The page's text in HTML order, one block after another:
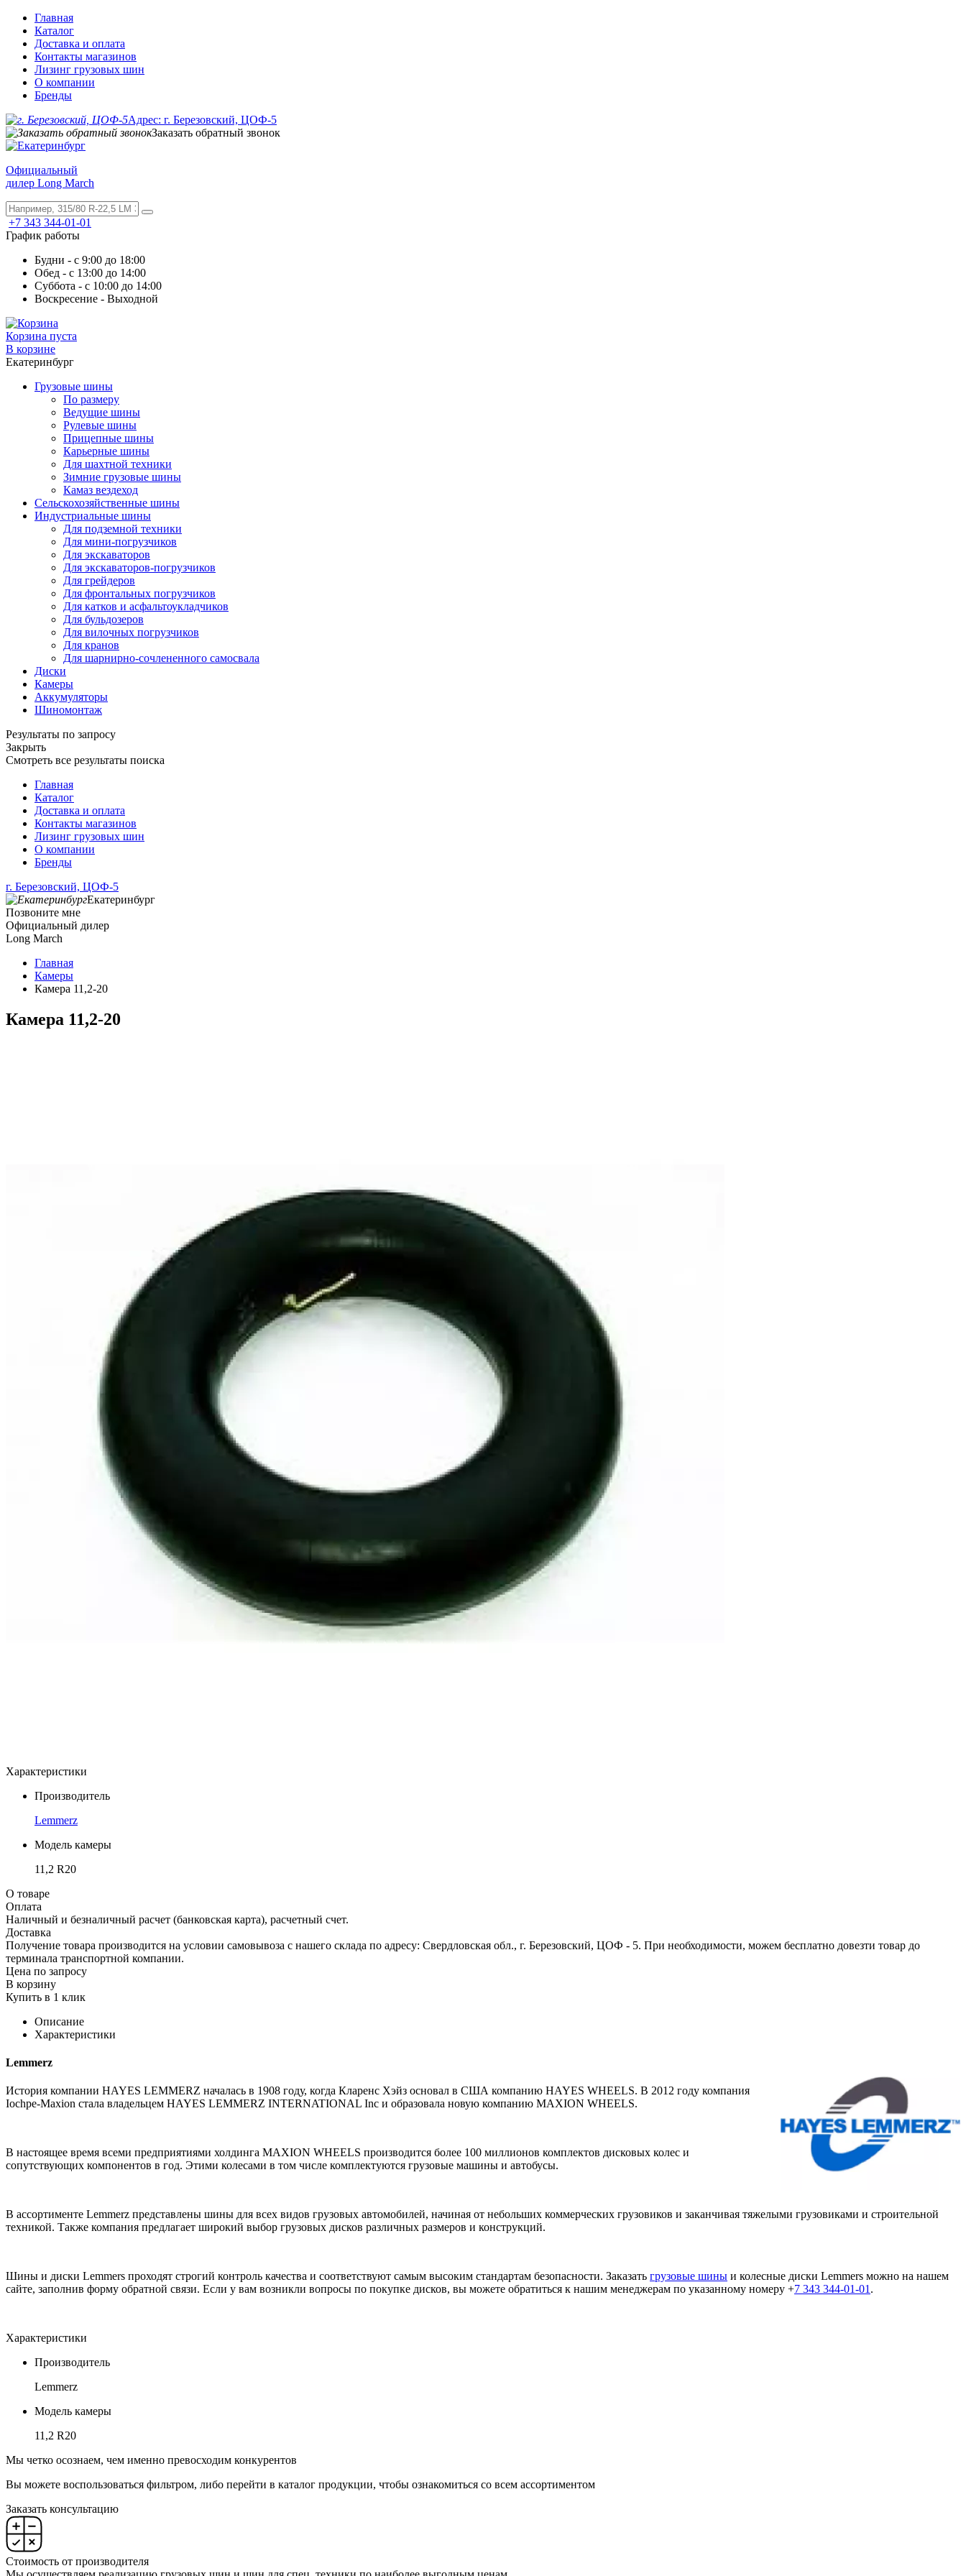
Главная
Каталог
Доставка и оплата
Контакты магазинов
Лизинг грузовых шин
О компании
Бренды
Адрес: г. Березовский, ЦОФ-5
Заказать обратный звонок
Официальный
дилер Long March
+7 343 344-01-01
График работы
Будни - с 9:00 до 18:00
Обед - с 13:00 до 14:00
Суббота - с 10:00 до 14:00
Воскресение - Выходной
Корзина пуста
В корзине
Екатеринбург
Грузовые шины
По размеру
Ведущие шины
Рулевые шины
Прицепные шины
Карьерные шины
Для шахтной техники
Зимние грузовые шины
Камаз вездеход
Сельскохозяйственные шины
Индустриальные шины
Для подземной техники
Для мини-погрузчиков
Для экскаваторов
Для экскаваторов-погрузчиков
Для грейдеров
Для фронтальных погрузчиков
Для катков и асфальтоукладчиков
Для бульдозеров
Для вилочных погрузчиков
Для кранов
Для шарнирно-сочлененного самосвала
Диски
Камеры
Аккумуляторы
Шиномонтаж
Результаты по запросу
Закрыть
Смотреть все результаты поиска
Главная
Каталог
Доставка и оплата
Контакты магазинов
Лизинг грузовых шин
О компании
Бренды
г. Березовский, ЦОФ-5
Екатеринбург
Позвоните мне
Официальный дилер
Long March
Главная
Камеры
Камера 11,2-20
Камера 11,2-20
Характеристики
Производитель
Lemmerz
Модель камеры
11,2 R20
О товаре
Оплата
Наличный и безналичный расчет (банковская карта), расчетный счет.
Доставка
Получение товара производится на условии самовывоза с нашего склада по адресу: Свердловская обл., г. Березовский, ЦОФ - 5. При необходимости, можем бесплатно довезти товар до
терминала транспортной компании.
Цена по запросу
В корзину
Купить в 1 клик
Описание
Характеристики
Lemmerz
История компании HAYES LEMMERZ началась в 1908 году, когда Кларенс Хэйз основал в США компанию HAYES WHEELS. В 2012 году компания
Iochpe-Maxion стала владельцем HAYES LEMMERZ INTERNATIONAL Inc и образовала новую компанию MAXION WHEELS.
В настоящее время всеми предприятиями холдинга MAXION WHEELS производится более 100 миллионов комплектов дисковых колес и
сопутствующих компонентов в год. Этими колесами в том числе комплектуются грузовые машины и автобусы.
В ассортименте Lemmerz представлены шины для всех видов грузовых автомобилей, начиная от небольших коммерческих грузовиков и заканчивая тяжелыми грузовиками и строительной
техникой. Также компания предлагает широкий выбор грузовых дисков различных размеров и конструкций.
Шины и диски Lemmers проходят строгий контроль качества и соответствуют самым высоким стандартам безопасности. Заказать грузовые шины и колесные диски Lemmers можно на нашем
сайте, заполнив форму обратной связи. Если у вам возникли вопросы по покупке дисков, вы можете обратиться к нашим менеджерам по указанному номеру +7 343 344-01-01 .
Характеристики
Производитель
Lemmerz
Модель камеры
11,2 R20
Мы четко осознаем, чем именно превосходим конкурентов
Вы можете воспользоваться фильтром, либо перейти в каталог продукции, чтобы ознакомиться со всем ассортиментом
Заказать консультацию
Стоимость от производителя